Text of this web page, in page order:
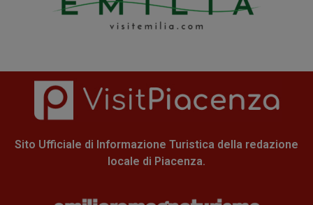
Sito Ufficiale di Informazione Turistica della redazione
locale di Piacenza.